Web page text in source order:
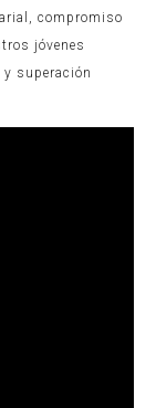
compromiso
jóvenes
superación